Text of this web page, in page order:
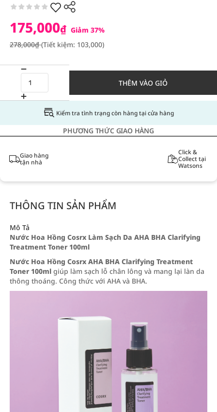
175,000₫ Giảm 37%
278,000₫(Tiết kiệm: 103,000)
THÊM VÀO GIỎ
Kiểm tra tình trạng còn hàng tại cửa hàng
PHƯƠNG THỨC GIAO HÀNG
Giao hàng
tận nhà
Click &
Collect tại
Watsons
THÔNG TIN SẢN PHẨM
Mô Tả
Nước Hoa Hồng Cosrx Làm Sạch Da AHA BHA Clarifying
Treatment Toner 100ml
Nước Hoa Hồng Cosrx AHA BHA Clarifying Treatment
Toner 100ml giúp làm sạch lỗ chân lông và mang lại làn da
thông thoáng. Công thức với AHA và BHA.